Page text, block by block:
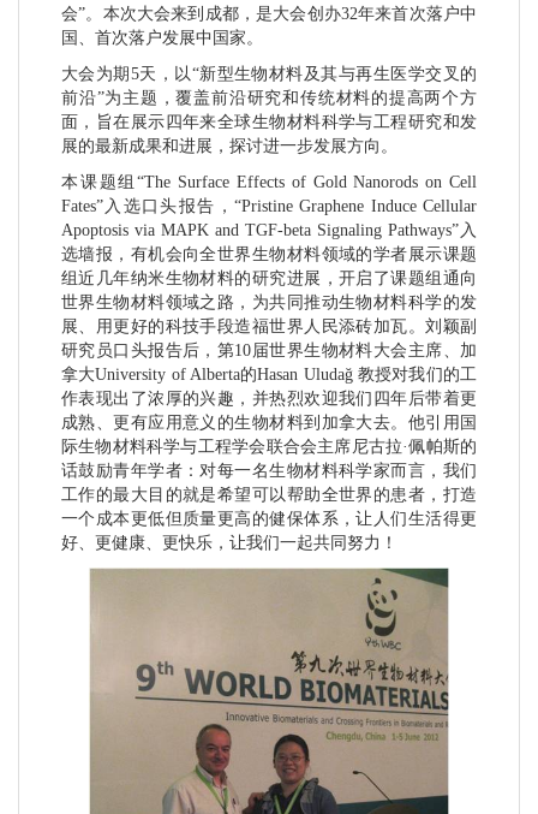
会”。本次大会来到成都，是大会创办32年来首次落户中
国、首次落户发展中国家。
大会为期5天，以“新型生物材料及其与再生医学交叉的
前沿”为主题，覆盖前沿研究和传统材料的提高两个方
面，旨在展示四年来全球生物材料科学与工程研究和发
展的最新成果和进展，探讨进一步发展方向。
本课题组“The Surface Effects of Gold Nanorods on Cell
Fates”入选口头报告，“Pristine Graphene Induce Cellular
Apoptosis via MAPK and TGF-beta Signaling Pathways”入
选墙报，有机会向全世界生物材料领域的学者展示课题
组近几年纳米生物材料的研究进展，开启了课题组通向
世界生物材料领域之路，为共同推动生物材料科学的发
展、用更好的科技手段造福世界人民添砖加瓦。刘颖副
研究员口头报告后，第10届世界生物材料大会主席、加
拿大University of Alberta的Hasan Uludağ 教授对我们的工
作表现出了浓厚的兴趣，并热烈欢迎我们四年后带着更
成熟、更有应用意义的生物材料到加拿大去。他引用国
际生物材料科学与工程学会联合会主席尼古拉·佩帕斯的
话鼓励青年学者：对每一名生物材料科学家而言，我们
工作的最大目的就是希望可以帮助全世界的患者，打造
一个成本更低但质量更高的健保体系，让人们生活得更
好、更健康、更快乐，让我们一起共同努力！